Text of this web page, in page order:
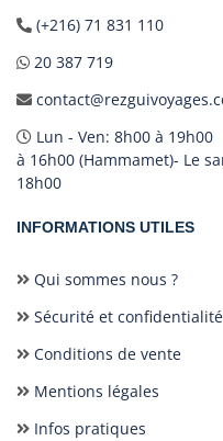
(+216) 71 831 110
20 387 719
Lun - Ven: 8h00 à
à 16h00 (Hammamet)- Le
18h00
INFORMATIONS UTILES
Qui sommes nous ?
Sécurité et confidentialité
Conditions de vente
Mentions légales
Infos pratiques